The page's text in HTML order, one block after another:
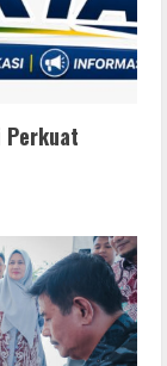
Perkuat